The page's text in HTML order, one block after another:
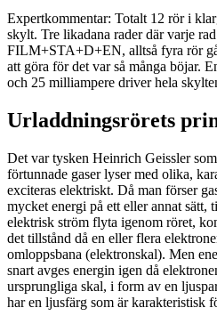
Expertkommentar: Totalt 12 rör i
skylt. Tre likadana rader där varje
FILM+STA+D+EN, alltså fyra rör
att göra för det var så många böjar.
och 25 milliampere driver hela
Urladdningsrörets
Det var tysken Heinrich Geissler
förtunnade gaser lyser med olika,
exciteras elektriskt. Då man förser
mycket energi på ett eller annat sätt,
elektrisk ström flyta igenom röret,
det tillstånd då en eller flera
omloppsbana (elektronskal). Men
snart avges energin igen då
ursprungliga skal, i form av en
har en ljusfärg som är karakteristisk